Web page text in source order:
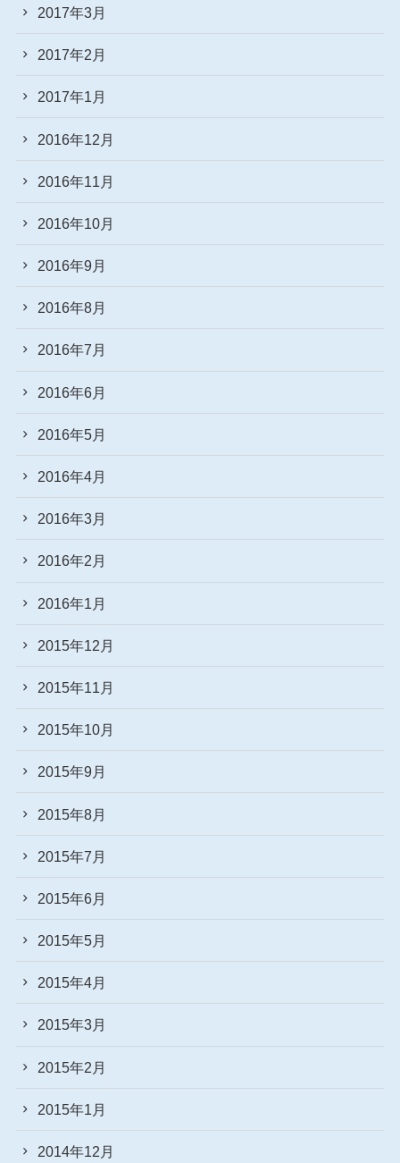
2017年3月
2017年2月
2017年1月
2016年12月
2016年11月
2016年10月
2016年9月
2016年8月
2016年7月
2016年6月
2016年5月
2016年4月
2016年3月
2016年2月
2016年1月
2015年12月
2015年11月
2015年10月
2015年9月
2015年8月
2015年7月
2015年6月
2015年5月
2015年4月
2015年3月
2015年2月
2015年1月
2014年12月